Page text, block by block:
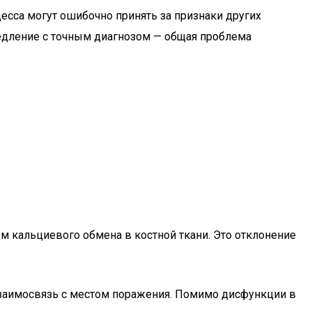
могут ошибочно принять за признаки других
с точным диагнозом — общая проблема
обмена в костной ткани. Это отклонение
с местом поражения. Помимо дисфункции в